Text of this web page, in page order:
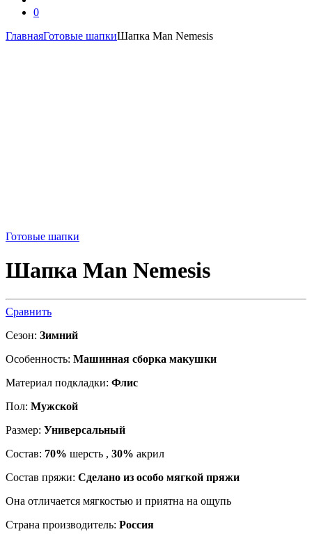
0
ГлавнаяГотовые шапкиШапка Man Nemesis
Готовые шапки
Шапка Man Nemesis
Сравнить
Сезон: Зимний
Особенность: Машинная сборка макушки
Материал подкладки: Флис
Пол: Мужской
Размер: Универсальный
Состав: 70% шерсть , 30% акрил
Состав пряжи: Сделано из особо мягкой пряжи
Она отличается мягкостью и приятна на ощупь
Страна производитель: Россия